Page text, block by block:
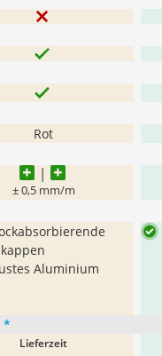
Rot
± 0,5 mm/m
Aluminium
*
Lieferzeit